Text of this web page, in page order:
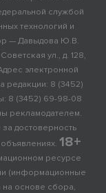
службой
технологий и
— Давыдова Ю.В.
ул., д. 128,
электронной
редакции: 8 (3452)
8 (3452) 69-98-08
рекламодателем.
за достоверность
18+
ресурсе
(информационные
на основе сбора,